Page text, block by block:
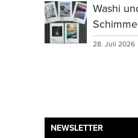
Washi
28. Juli 2026
NEWSLETTER